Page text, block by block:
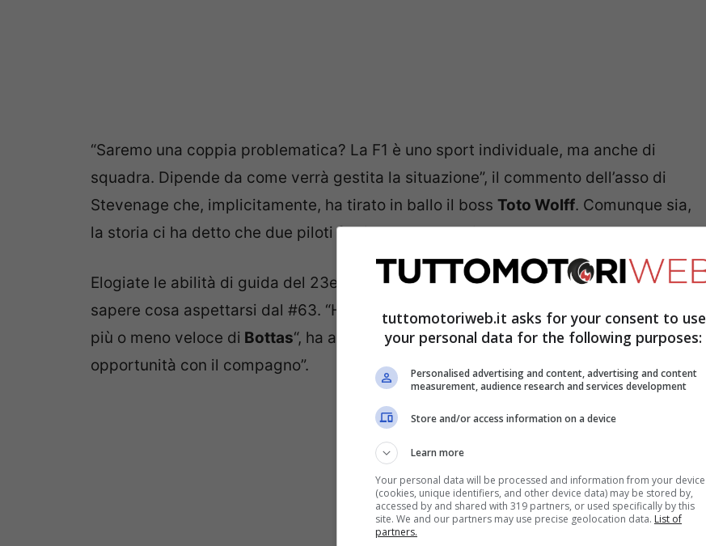
“Saremo una coppia problematica? La F1 è uno sport individuale, ma anche di
squadra. Dipende da come verrà gestita la situazione”, il commento dell’asso di
Stevenage che, implicitamente, ha tirato in ballo il boss Toto Wolff. Comunque sia,
la storia ci ha detto che due piloti forti possono coesistere”.
Elogiate le abilità di guida del 23enne, il britannico ha affermato però di non
sapere cosa aspettarsi dal #63. “Ha doti innate e velocità, tuttavia non so se andrà
più o meno veloce di Bottas“, ha aggiunto pungente reclamando in seguito “pari
opportunità con il compagno”.
tuttomotoriweb.it asks for your consent to use
your personal data for the following purposes:
Personalised advertising and content, advertising and content
measurement, audience research and services development
Store and/or access information on a device
Learn more
Your personal data will be processed and information from your device
(cookies, unique identifiers, and other device data) may be stored by,
accessed by and shared with 319 partners, or used specifically by this
site. We and our partners may use precise geolocation data. List of
partners.